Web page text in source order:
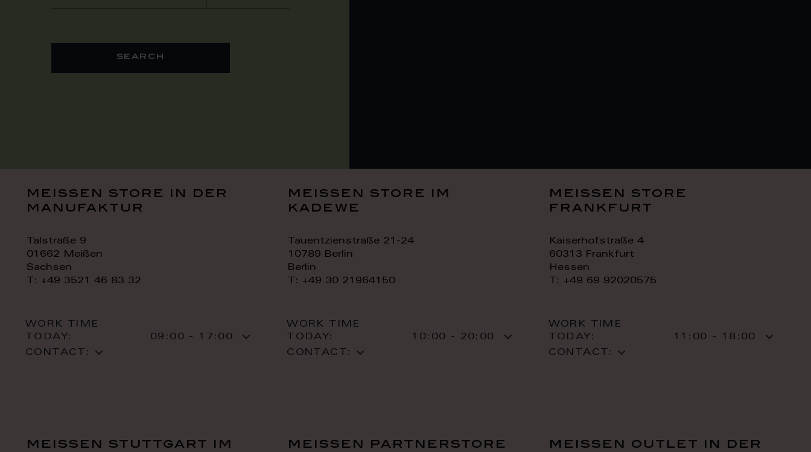
search
meissen store in der
manufaktur
Talstraße 9
01662 Meißen
Sachsen
T: +49 3521 46 83 32
WORK TIME
TODAY:
09:00 - 17:00
CONTACT:
meissen store im
kadewe
Tauentzienstraße 21-24
10789 Berlin
Berlin
T: +49 30 21964150
WORK TIME
TODAY:
10:00 - 20:00
CONTACT:
meissen store
frankfurt
Kaiserhofstraße 4
60313 Frankfurt
Hessen
T: +49 69 92020575
WORK TIME
TODAY:
11:00 - 18:00
CONTACT:
meissen stuttgart im
meissen partnerstore
meissen outlet in der